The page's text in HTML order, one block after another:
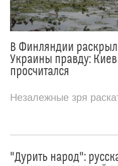
В Финляндии
Украины правду:
просчитался
Незалежные зря
"Дурить народ":